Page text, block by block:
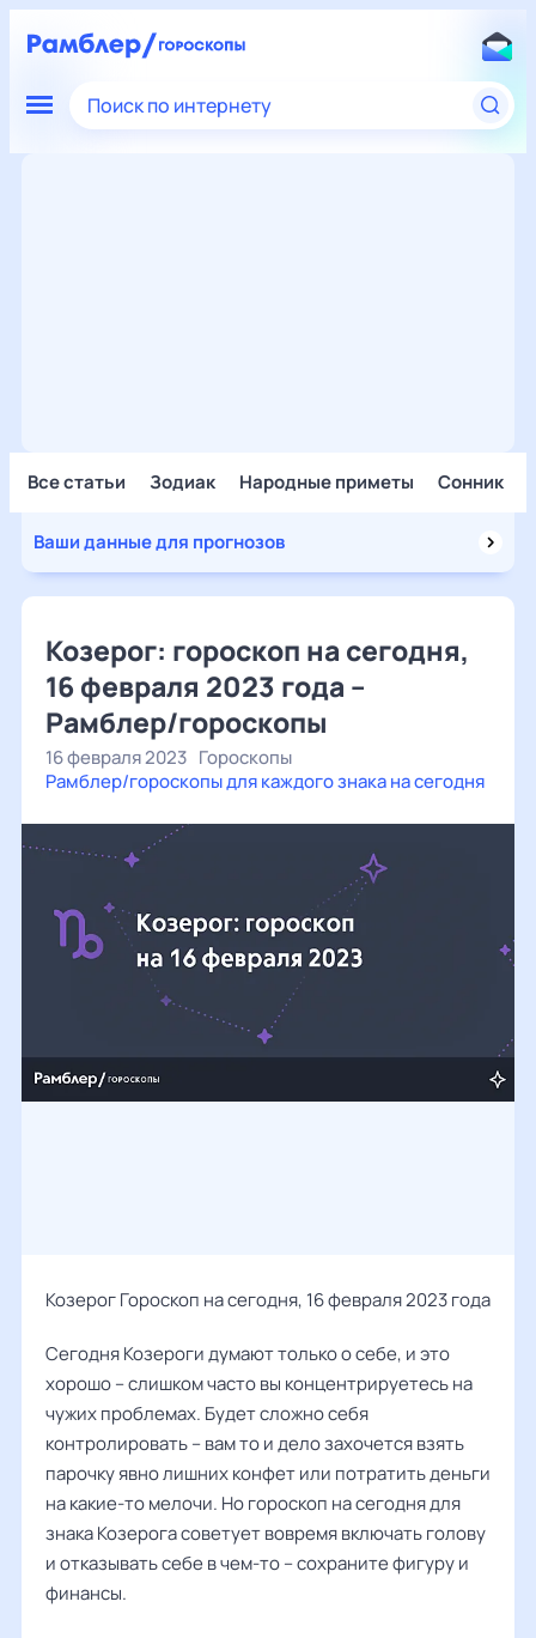
Поиск по интернету
Все статьи Зодиак Народные приметы Сонник
Ваши данные для прогнозов
Козерог: гороскоп на сегодня,
16 февраля 2023 года –
Рамблер/гороскопы
16 февраля 2023 Гороскопы
Рамблер/гороскопы для каждого знака на сегодня
Козерог Гороскоп на сегодня, 16 февраля 2023 года
Сегодня Козероги думают только о себе, и это
хорошо – слишком часто вы концентрируетесь на
чужих проблемах. Будет сложно себя
контролировать – вам то и дело захочется взять
парочку явно лишних конфет или потратить деньги
на какие-то мелочи. Но гороскоп на сегодня для
знака Козерога советует вовремя включать голову
и отказывать себе в чем-то – сохраните фигуру и
финансы.